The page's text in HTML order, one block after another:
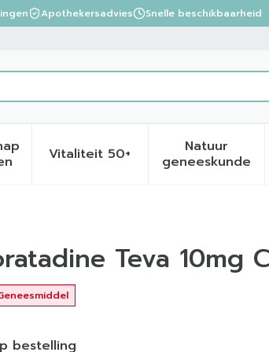
Apothekersadvies Snelle beschikbaarheid
en hygiëne categorie
voeding en vitamines categorie
submenu voor Zwangerschap en
Vitaliteit 50+Toon submenu voor
Natuur
geneeskunde
Toon
10mg Teva 10mg
bestelling